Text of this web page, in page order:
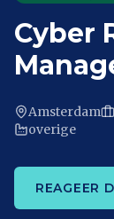
Cyber
Amsterdam
overige
REAGEER